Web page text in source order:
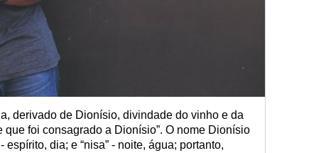
derivado de Dionísio, divindade do vinho e da
que foi consagrado a Dionísio”. O nome Dionísio
espírito, dia; e “nisa” - noite, água; portanto,